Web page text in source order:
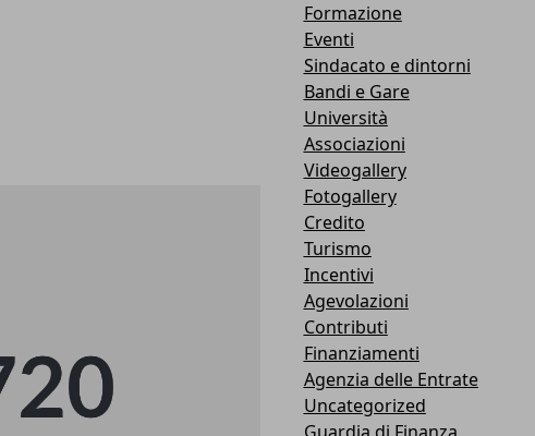
Formazione
Eventi
Sindacato e dintorni
Bandi e Gare
Università
Associazioni
Videogallery
Fotogallery
Credito
Turismo
Incentivi
Agevolazioni
Contributi
Finanziamenti
Agenzia delle Entrate
Uncategorized